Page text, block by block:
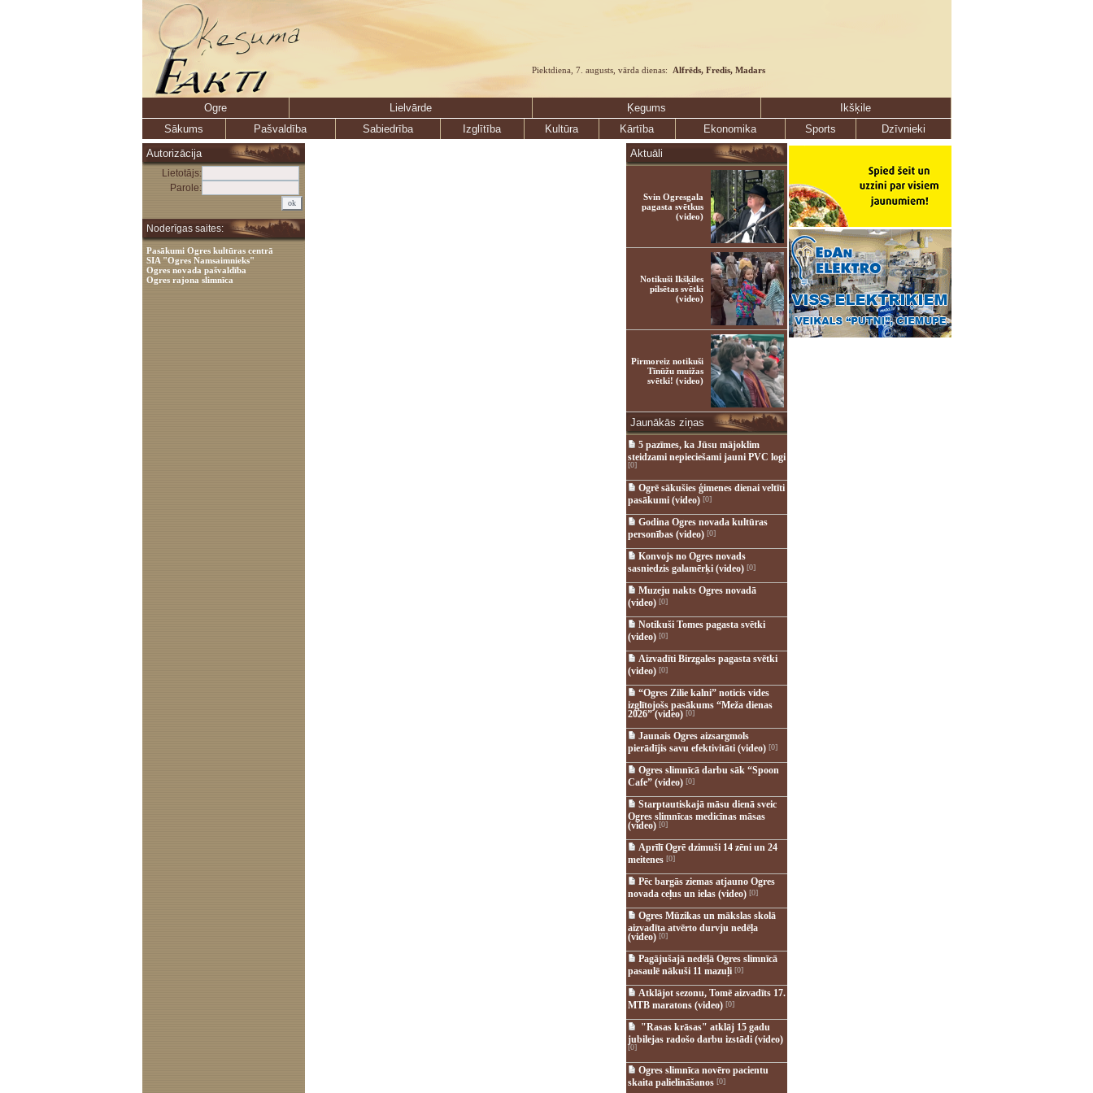
Piektdiena, 7. augusts, vārda dienas: Alfrēds, Fredis, Madars
Ogre Lielvārde Ķegums
Ikšķile
Sākums
Pašvaldība Sabiedrība Izglītība Kultūra Kārtība Ekonomika Sports
Dzīvnieki
Autorizācija
Lietotājs:
Parole:
Noderīgas saites:
Pasākumi Ogres kultūras centrā
SIA "Ogres Namsaimnieks"
Ogres novada pašvaldība
Ogres rajona slimnīca
Aktuāli
Svin Ogresgala
pagasta svētkus
(video)
Notikuši Ikšķiles
pilsētas svētki
(video)
Pirmoreiz notikuši
Tīnūžu muižas
svētki! (video)
Jaunākās ziņas
5 pazīmes, ka Jūsu mājoklim
steidzami nepieciešami jauni PVC logi
[0]
Ogrē sākušies ģimenes dienai veltīti
pasākumi (video)[0]
Godina Ogres novada kultūras
personības (video)[0]
Konvojs no Ogres novads
sasniedzis galamērķi (video)[0]
Muzeju nakts Ogres novadā
(video)[0]
Notikuši Tomes pagasta svētki
(video)[0]
Aizvadīti Birzgales pagasta svētki
(video)[0]
“Ogres Zilie kalni” noticis vides
izglītojošs pasākums “Meža dienas
2026” (video)[0]
Jaunais Ogres aizsargmols
pierādījis savu efektivitāti (video)[0]
Ogres slimnīcā darbu sāk “Spoon
Cafe” (video)[0]
Starptautiskajā māsu dienā sveic
Ogres slimnīcas medicīnas māsas
(video)[0]
Aprīlī Ogrē dzimuši 14 zēni un 24
meitenes [0]
Pēc bargās ziemas atjauno Ogres
novada ceļus un ielas (video)[0]
Ogres Mūzikas un mākslas skolā
aizvadīta atvērto durvju nedēļa
(video)[0]
Pagājušajā nedēļā Ogres slimnīcā
pasaulē nākuši 11 mazuļi[0]
Atklājot sezonu, Tomē aizvadīts 17.
MTB maratons (video)[0]
"Rasas krāsas" atklāj 15 gadu
jubilejas radošo darbu izstādi (video)
[0]
Ogres slimnīca novēro pacientu
skaita palielināšanos [0]